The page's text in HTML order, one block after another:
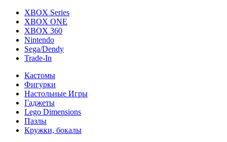
XBOX Series
XBOX ONE
XBOX 360
Nintendo
Sega/Dendy
Trade-In
Кастомы
Фигурки
Настольные Игры
Гаджеты
Lego Dimensions
Пазлы
Кружки, бокалы